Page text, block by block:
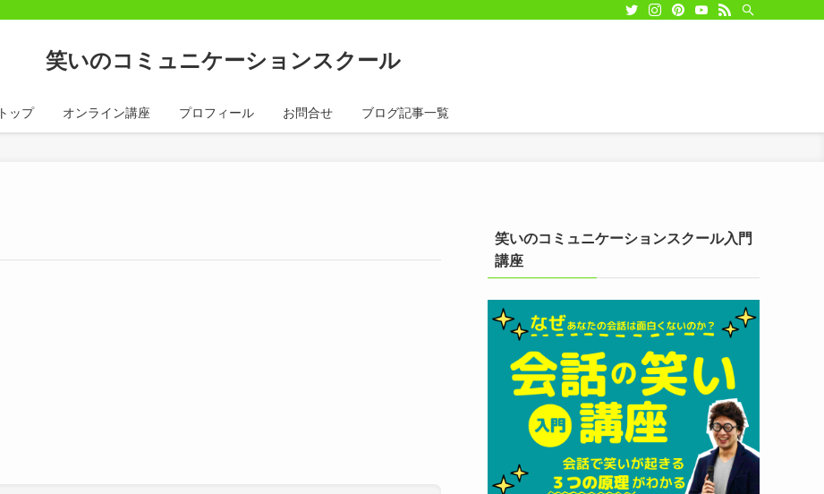
笑いのコミュニケーションスクール
トップ オンライン講座 プロフィール お問合せ ブログ記事一覧
笑いのコミュニケーションスクール入門
講座